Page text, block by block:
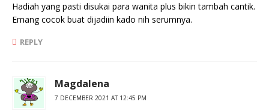
Hadiah yang pasti disukai para wanita plus bikin tambah cantik.
Emang cocok buat dijadiin kado nih serumnya.
REPLY
Magdalena
7 DECEMBER 2021 AT 12:45 PM